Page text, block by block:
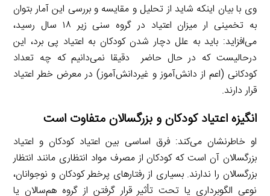
وی با بیان اینکه شاید از تحلیل و مقایسه و بررسی این آمار بتوان
به تخمینی ار میزان اعتیاد در گروه سنی زیر ۱۸ سال رسید،
می‌افزاید: باید به علل دچار شدن کودکان به اعتیاد پی برد، این
درحالیست که در حال حاضر دقیقا نمی‌دانیم که چه تعداد
کودکانی (اعم از دانش‌آموز و غیردانش‌آموز) در معرض خطر اعتیاد
قرار دارند.
انگیزه اعتیاد کودکان و بزرگسالان متفاوت است
او خاطرنشان می‌کند: فرق اساسی بین اعتیاد کودکان و اعتیاد
بزرگسالان آن است که کودکان از مصرف مواد انتظاری مانند انتظار
بزرگسالان را ندارند. بسیاری از رفتار‌های پرخطر کودکان و نوجوانان،
نوعی الگوبرداری یا تحت تأثیر قرار گرفتن از گروه هم‌سالان یا